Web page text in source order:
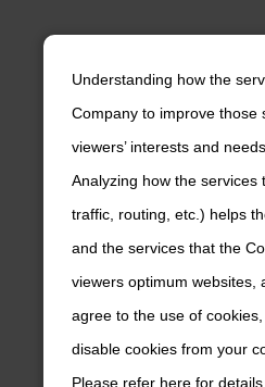
Understanding how the
Company to improve those
viewers’ interests and needs.
Analyzing how the
traffic, routing, etc.) helps
and the services that the
viewers optimum websites,
agree to the use of
disable cookies from your
Please refer here for details.